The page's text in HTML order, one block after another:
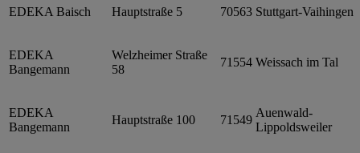
EDEKA Baisch Hauptstraße 5 70563 Stuttgart-Vaihingen
EDEKA
Bangemann
Welzheimer Straße
58
71554 Weissach im Tal
EDEKA
Bangemann
Hauptstraße 100 71549
Auenwald-
Lippoldsweiler